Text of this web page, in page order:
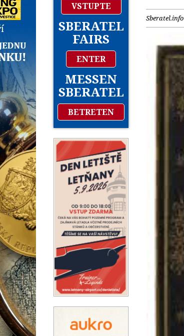
VSTUPTE
SBERATEL
FAIRS
ENTER
MESSEN
SBERATEL
BETRETEN
Sberatel.info